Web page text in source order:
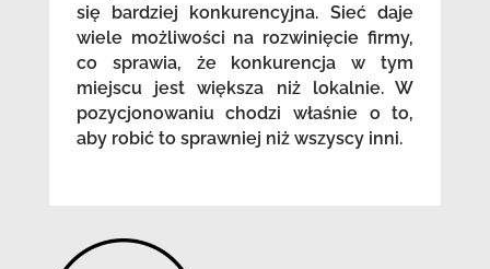
się bardziej konkurencyjna. Sieć daje
wiele możliwości na rozwinięcie firmy,
co sprawia, że konkurencja w tym
miejscu jest większa niż lokalnie. W
pozycjonowaniu chodzi właśnie o to,
aby robić to sprawniej niż wszyscy inni.